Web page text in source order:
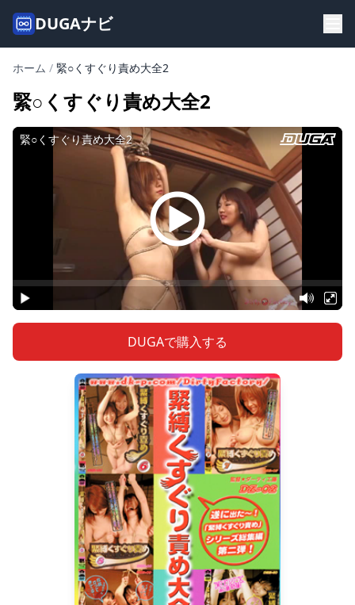
DUGAナビ
ホーム / 緊○くすぐり責め大全2
緊○くすぐり責め大全2
DUGAで購入する